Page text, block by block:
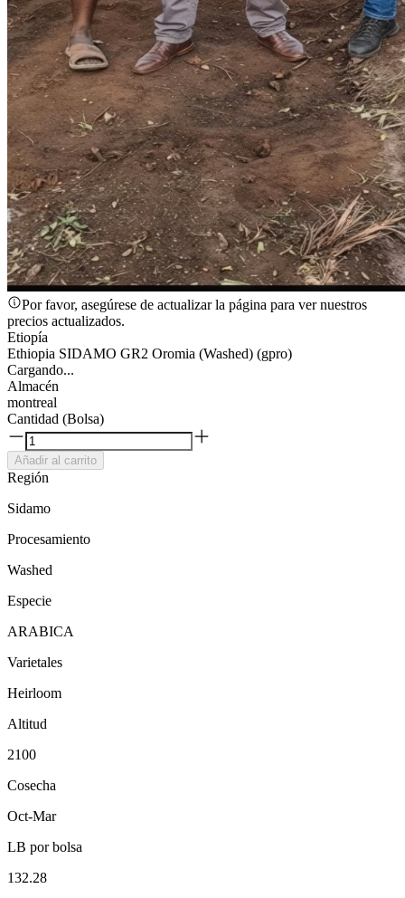
Por favor, asegúrese de actualizar la página para ver nuestros
precios actualizados.
Etiopía
Ethiopia SIDAMO GR2 Oromia (Washed) (gpro)
Cargando...
Almacén
montreal
Cantidad (Bolsa)
Añadir al carrito
Región
Sidamo
Procesamiento
Washed
Especie
ARABICA
Varietales
Heirloom
Altitud
2100
Cosecha
Oct-Mar
LB por bolsa
132.28